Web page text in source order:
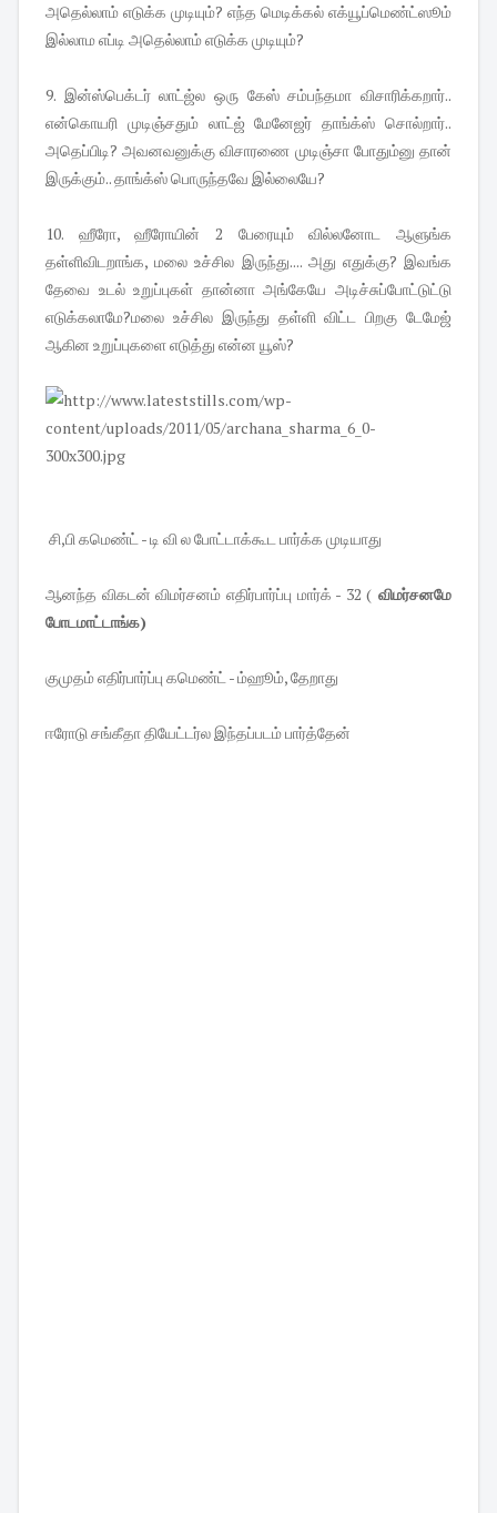
அதெல்லாம் எடுக்க முடியும்? எந்த மெடிக்கல் எக்யூப்மெண்ட்ஸூம்
இல்லாம எப்டி அதெல்லாம் எடுக்க முடியும்?
9. இன்ஸ்பெக்டர் லாட்ஜ்ல ஒரு கேஸ் சம்பந்தமா விசாரிக்கறார்..
என்கொயரி முடிஞ்சதும் லாட்ஜ் மேனேஜர் தாங்க்ஸ் சொல்றார்..
அதெப்பிடி? அவனவனுக்கு விசாரணை முடிஞ்சா போதும்னு தான்
இருக்கும்.. தாங்க்ஸ் பொருந்தவே இல்லையே?
10. ஹீரோ, ஹீரோயின் 2 பேரையும் வில்லனோட ஆளுங்க
தள்ளிவிடறாங்க, மலை உச்சில இருந்து.... அது எதுக்கு? இவங்க
தேவை உடல் உறுப்புகள் தான்னா அங்கேயே அடிச்சுப்போட்டுட்டு
எடுக்கலாமே?மலை உச்சில இருந்து தள்ளி விட்ட பிறகு டேமேஜ்
ஆகின உறுப்புகளை எடுத்து என்ன யூஸ்?
சி,பி கமெண்ட் - டி வி ல போட்டாக்கூட பார்க்க முடியாது
ஆனந்த விகடன் விமர்சனம் எதிர்பார்ப்பு மார்க் - 32 ( விமர்சனமே
போடமாட்டாங்க)
குமுதம் எதிர்பார்ப்பு கமெண்ட் - ம்ஹூம், தேறாது
ஈரோடு சங்கீதா தியேட்டர்ல இந்தப்படம் பார்த்தேன்